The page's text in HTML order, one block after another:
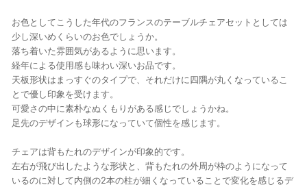
お色としてこうした年代のフランスのテーブルチェアセットとしては
少し深いめくらいのお色でしょうか。
落ち着いた雰囲気があるように思います。
経年による使用感も味わい深いお品です。
天板形状はまっすぐのタイプで、それだけに四隅が丸くなっているこ
とで優し印象を受けます。
可愛さの中に素朴なぬくもりがある感じでしょうかね。
足先のデザインも球形になっていて個性を感じます。
チェアは背もたれのデザインが印象的です。
左右が飛び出したような形状と、背もたれの外周が枠のようになって
いるのに対して内側の2本の柱が細くなっていることで変化を感じるデ